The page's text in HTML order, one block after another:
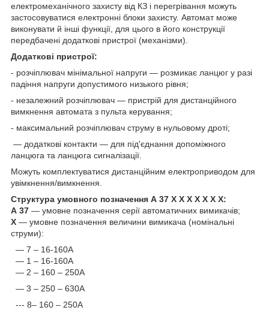
електромеханічного захисту від КЗ і перегрівання можуть
застосовуватися електронні блоки захисту. Автомат може
виконувати й інші функції, для цього в його конструкції
передбачені додаткові пристрої (механізми).
Додаткові пристрої:
- розчіплювач мінімальної напруги — розмикає ланцюг у разі
падіння напруги допустимого низького рівня;
- незалежний розчіплювач — пристрій для дистанційного
вимкнення автомата з пульта керування;
- максимальний розчіплювач струму в нульовому дроті;
— додаткові контакти — для під'єднання допоміжного
ланцюга та ланцюга сигналізації.
Можуть комплектуватися дистанційним електроприводом для
увімкнення/вимкнення.
Структура умовного позначення А 37 Х Х Х Х Х Х Х:
А 37 — умовне позначення серії автоматичних вимикачів;
X — умовне позначення величини вимикача (номінальні
струми):
— 7 – 16-160А
— 1 – 16-160А
— 2 – 160 – 250А
— 3 – 250 – 630А
--- 8– 160 – 250А